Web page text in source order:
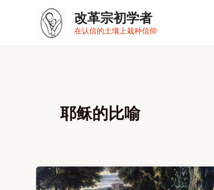
改革宗初学者
在认信的土壤上栽种信仰
耶稣的比喻